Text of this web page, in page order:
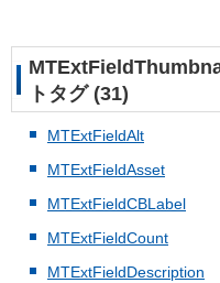
トタグ (31)
MTExtFieldAlt
MTExtFieldAsset
MTExtFieldCBLabel
MTExtFieldCount
MTExtFieldDescription